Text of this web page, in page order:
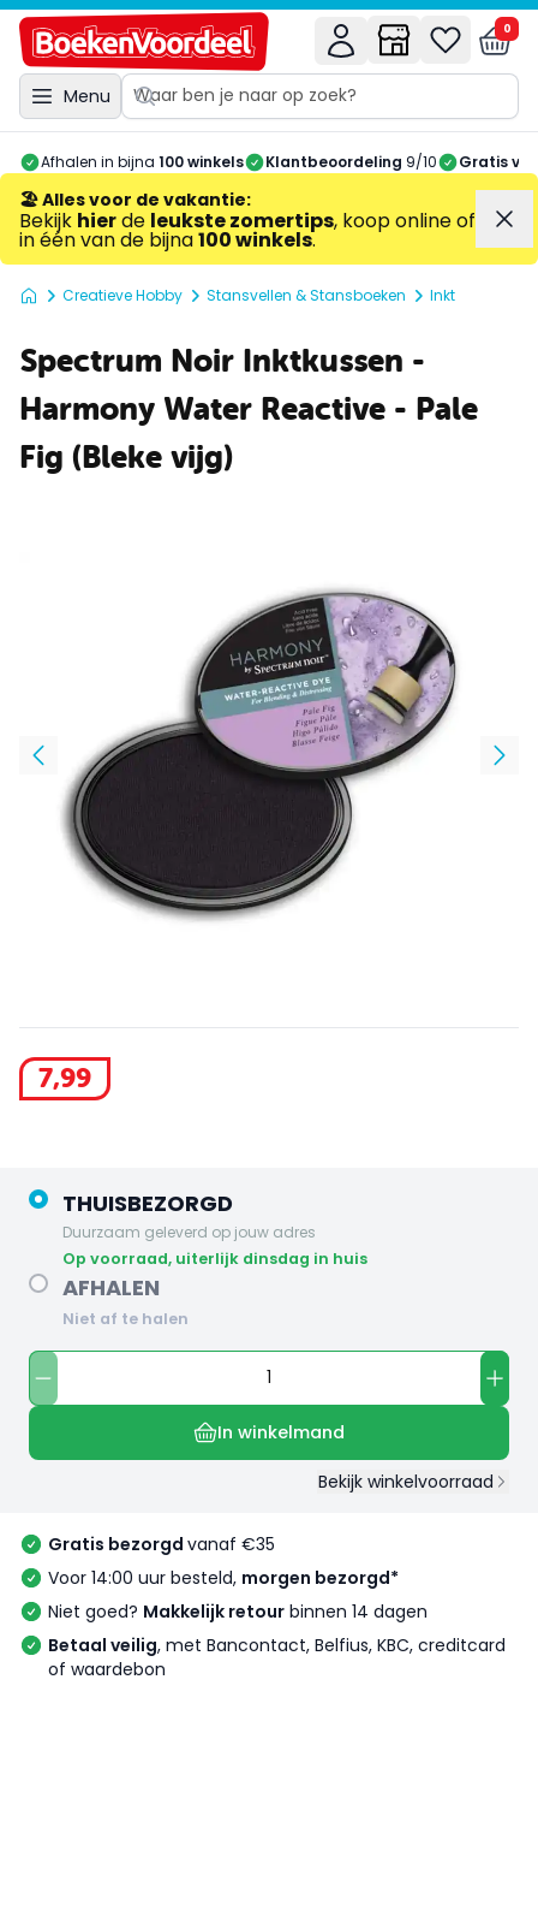
Menu
0
Afhalen in bijna 100 winkels Klantbeoordeling 9/10 Gratis
🏖️ Alles voor de vakantie:
Bekijk hierde leukste zomertips, koop online of
in één van de bijna100 winkels.
Creatieve Hobby Stansvellen & Stansboeken Inkt
Spectrum Noir Inktkussen -
Harmony Water Reactive - Pale
Fig (Bleke vijg)
7,99
THUISBEZORGD
Duurzaam geleverd op jouw adres
op voorraad, uiterlijk dinsdag in huis
AFHALEN
Niet af te halen
In winkelmand
Bekijk winkelvoorraad
Gratis bezorgd vanaf €35
Voor 14:00 uur besteld, morgen bezorgd*
Niet goed? Makkelijk retour binnen 14 dagen
Betaal veilig, met Bancontact, Belfius, KBC, creditcard
of waardebon